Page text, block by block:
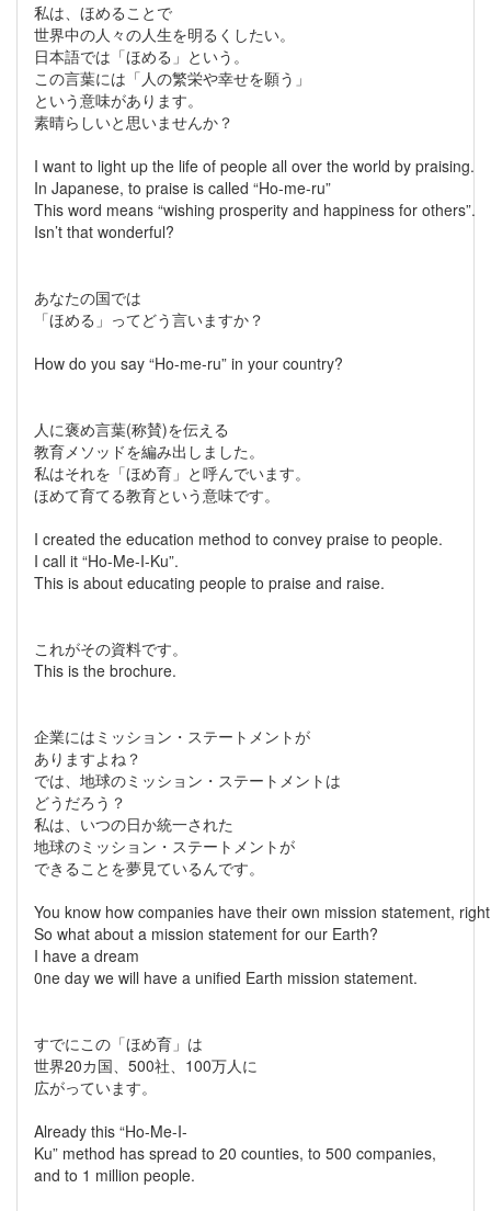
私は、ほめることで
世界中の人々の人生を明るくしたい。
日本語では「ほめる」という。
この言葉には「人の繁栄や幸せを願う」
という意味があります。
素晴らしいと思いませんか？
I want to light up the life of people all over the world by praising.
In Japanese, to praise is called “Ho-me-ru”
This word means “wishing prosperity and happiness for others”.
Isn’t that wonderful?
あなたの国では
「ほめる」ってどう言いますか？
How do you say “Ho-me-ru” in your country?
人に褒め言葉(称賛)を伝える
教育メソッドを編み出しました。
私はそれを「ほめ育」と呼んでいます。
ほめて育てる教育という意味です。
I created the education method to convey praise to people.
I call it “Ho-Me-I-Ku”.
This is about educating people to praise and raise.
これがその資料です。
This is the brochure.
企業にはミッション・ステートメントが
ありますよね？
では、地球のミッション・ステートメントは
どうだろう？
私は、いつの日か統一された
地球のミッション・ステートメントが
できることを夢見ているんです。
You know how companies have their own mission statement,
So what about a mission statement for our Earth?
I have a dream
0ne day we will have a unified Earth mission statement.
すでにこの「ほめ育」は
世界20カ国、500社、100万人に
広がっています。
Already this “Ho-Me-I-
Ku” method has spread to 20 counties, to 500 companies,
and to 1 million people.